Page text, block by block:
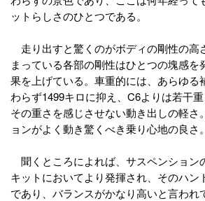
ットらしさのひとつである。
走り出すと驚くのがボディの剛性の高
まっている各部の剛性はひとつの塊感を
果を上げている。車重的には、あらゆる
わらず1499キロに抑え、C6よりは若干重
その重さを感じさせない動き出しの軽さ
ョンがよく動き驚くべき乗り心地の良さ。
聞くところによれば、サスペンション
キットにおいてより発揮され、そのハン
であり、バランスがかなり高いと言われ